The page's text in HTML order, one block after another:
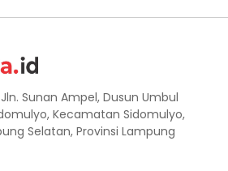
Sunan Ampel, Dusun Umbul
Kecamatan Sidomulyo,
Selatan, Provinsi Lampung